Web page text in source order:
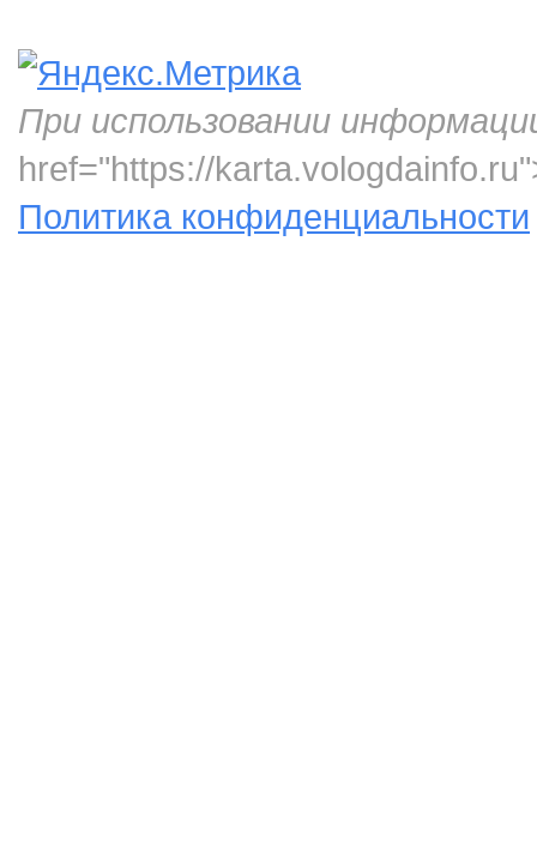
При использовании
href="https://
Политика конфиденциальности